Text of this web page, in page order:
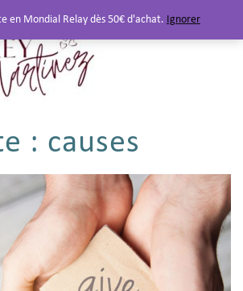
: causes
en Mondial Relay dès 50€ d'achat. Ignorer